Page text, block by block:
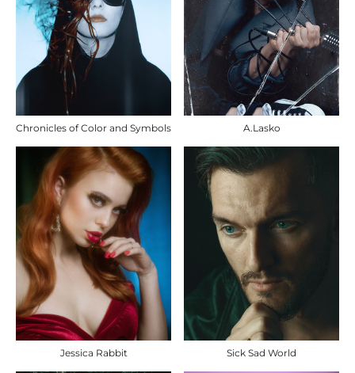
Chronicles of Color and Symbols A.Lasko
Jessica Rabbit Sick Sad World